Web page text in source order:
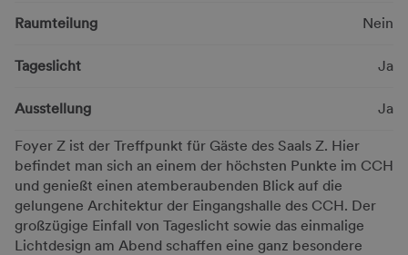
Foyer Z ist der Treffpunkt für Gäste des Saals Z. Hier
befindet man sich an einem der höchsten Punkte im CCH
und genießt einen atemberaubenden Blick auf die
gelungene Architektur der Eingangshalle des CCH. Der
großzügige Einfall von Tageslicht sowie das einmalige
Lichtdesign am Abend schaffen eine ganz besondere
Raumteilung Nein
Tageslicht Ja
Ausstellung Ja